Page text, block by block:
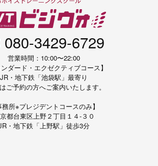
080-3429-6729
営業時間：10:00〜22:00
ンダード・エクゼクティブコース】
JR・地下鉄「池袋駅」最寄り
ご予約の方へご案内いたします。
務所※プレジデントコースのみ】
都台東区上野２丁目１４-３０
・地下鉄「上野駅」徒歩3分